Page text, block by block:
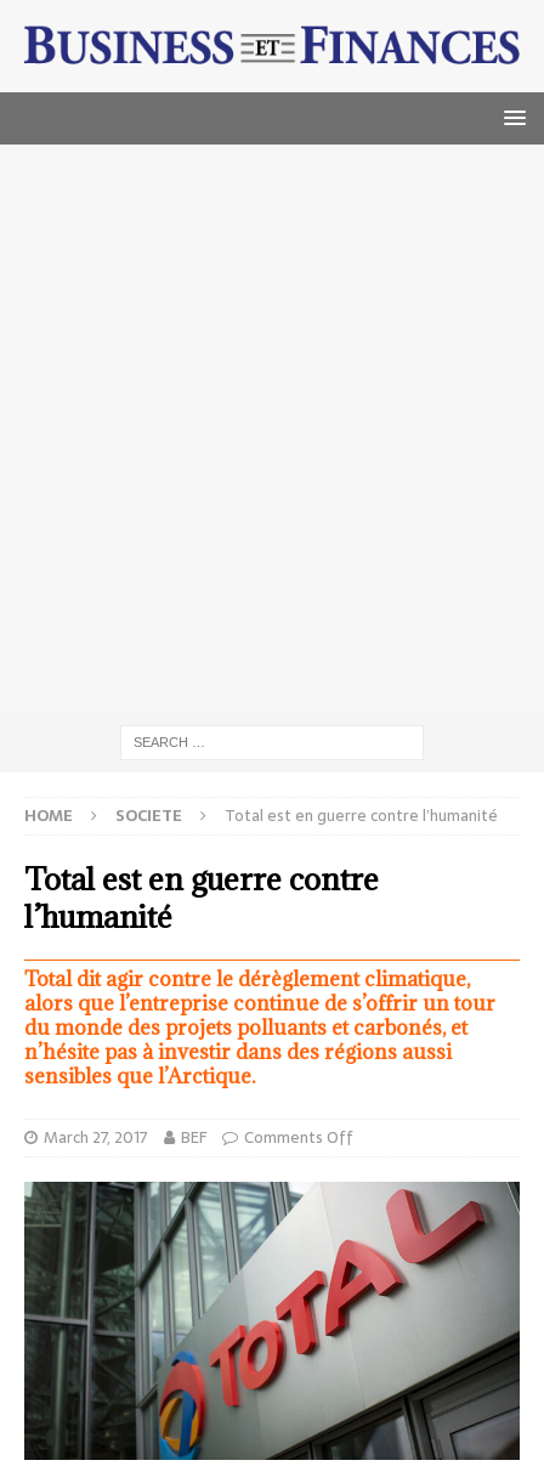
HOME SOCIETE Total est en guerre contre l’humanité
Total est en guerre contre
l’humanité
Total dit agir contre le dérèglement climatique,
alors que l’entreprise continue de s’offrir un tour
du monde des projets polluants et carbonés, et
n’hésite pas à investir dans des régions aussi
sensibles que l’Arctique.
March 27, 2017 BEF Comments Off